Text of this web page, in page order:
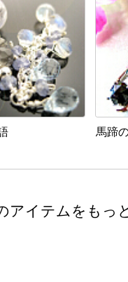
馬蹄
アイテムをもっ